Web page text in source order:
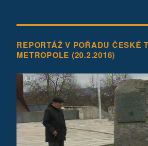
REPORTÁŽ V POŘADU ČESKÉ
METROPOLE (20.2.2016)